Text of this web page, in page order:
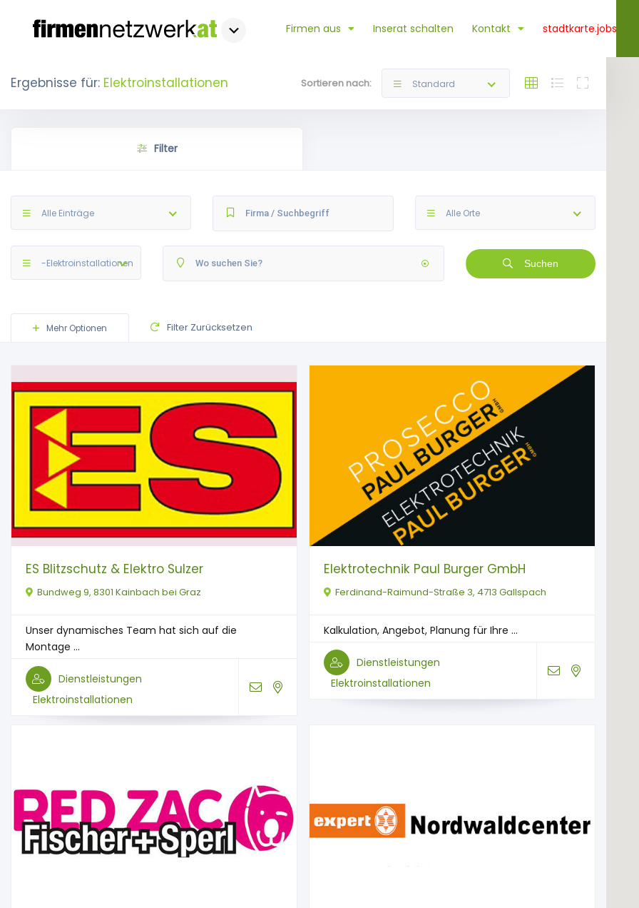
Firmen aus Inserat schalten Kontakt stadtkarte.jobs
Ergebnisse für: Elektroinstallationen Sortieren nach: Standard
Filter
Alle Einträge Alle Orte
-Elektroinstallationen Suchen
Mehr Optionen Filter Zurücksetzen
ES Blitzschutz & Elektro Sulzer
Bundweg 9, 8301 Kainbach bei Graz
Unser dynamisches Team hat sich auf die
Montage ...
Dienstleistungen
Elektroinstallationen
Elektrotechnik Paul Burger GmbH
Ferdinand-Raimund-Straße 3, 4713 Gallspach
Kalkulation, Angebot, Planung für Ihre ...
Dienstleistungen
Elektroinstallationen